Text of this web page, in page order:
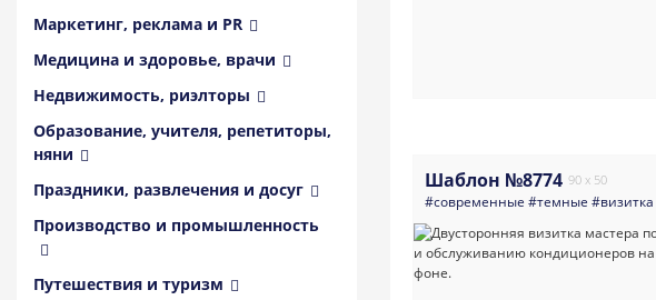
Маркетинг, реклама и PR
Медицина и здоровье, врачи
Недвижимость, риэлторы
Образование, учителя, репетиторы,
няни
Праздники, развлечения и досуг
Производство и промышленность
Путешествия и туризм
Шаблон №8774 90 x 50
#современные #темные #визитка